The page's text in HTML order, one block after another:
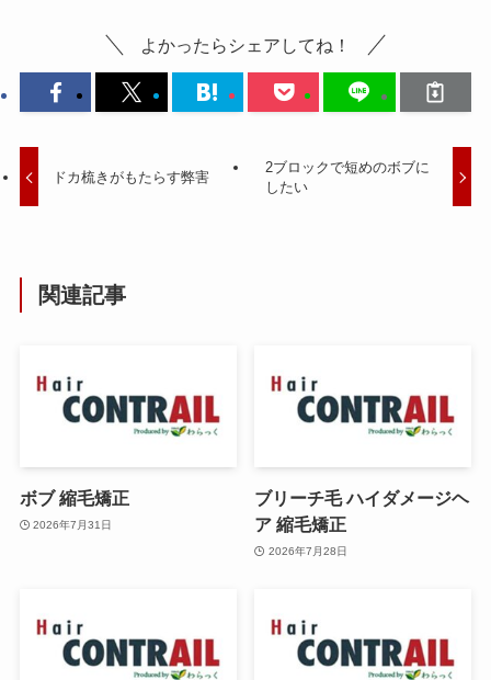
よかったらシェアしてね！
ドカ梳きがもたらす弊害
2ブロックで短めのボブに
したい
関連記事
ボブ 縮毛矯正
2026年7月31日
ブリーチ毛 ハイダメージヘ
ア 縮毛矯正
2026年7月28日